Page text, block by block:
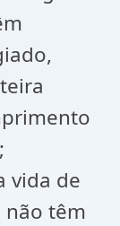
vida de
não têm